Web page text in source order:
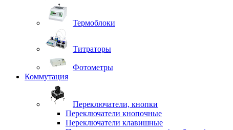
Термоблоки
Титраторы
Фотометры
Коммутация
Переключатели, кнопки
Переключатели кнопочные
Переключатели клавишные